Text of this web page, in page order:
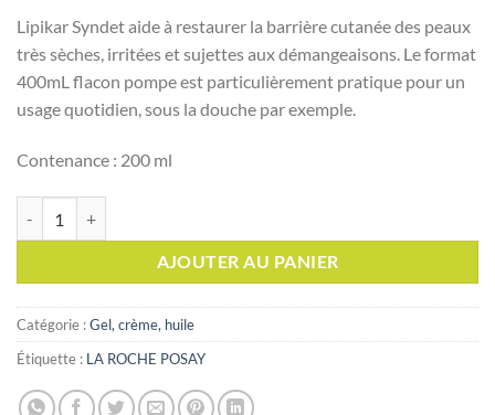
prix
initial
était :
د.ت 55,000.
actuel
est :
د.ت 52,900.
Lipikar Syndet aide à restaurer la barrière cutanée des peaux
très sèches, irritées et sujettes aux démangeaisons. Le format
400mL flacon pompe est particulièrement pratique pour un
usage quotidien, sous la douche par exemple.
Contenance : 200 ml
AJOUTER AU PANIER
Catégorie :Gel, crème, huile
Étiquette : LA ROCHE POSAY